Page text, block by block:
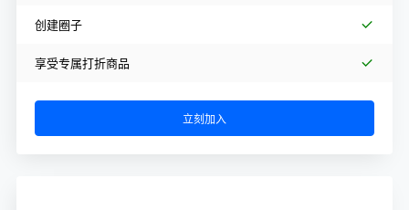
创建圈子
享受专属打折商品
立刻加入